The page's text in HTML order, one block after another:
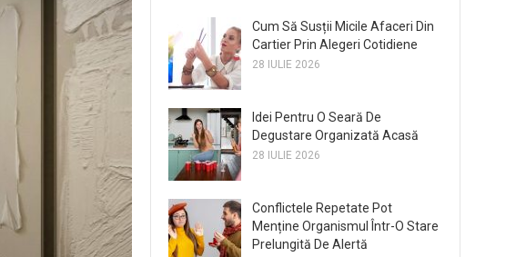
Cum Să Susții Micile Afaceri Din
Cartier Prin Alegeri Cotidiene
28 IULIE 2026
Idei Pentru O Seară De
Degustare Organizată Acasă
28 IULIE 2026
Conflictele Repetate Pot
Menține Organismul Într-O Stare
Prelungită De Alertă